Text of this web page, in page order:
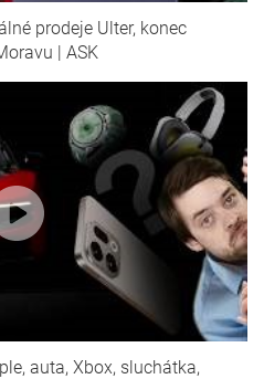
prodeje Ulter, konec
| ASK
auta, Xbox, sluchátka,